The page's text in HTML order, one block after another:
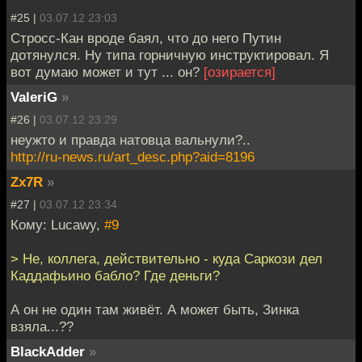
#25 | 03.07.12 23:03
Стросс-Кан вроде баял, что до него Путин
дотянулся. Ну типа горничную инструктировал. Я
вот думаю может и тут ... он? [озирается]
ValeriG »
#26 | 03.07.12 23:29
неужто и правда натовца вальнули?..
http://ru-news.ru/art_desc.php?aid=8196
Zx7R »
#27 | 03.07.12 23:34
Кому: Lucawy, #9
> Не, коллега, действительно - куда Саркози дел
Каддафьино бабло? Где деньги?
А он не один там живёт. А может быть, Зинка
взяла...??
BlackAdder »